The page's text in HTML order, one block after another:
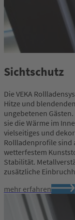
Sichtschutz
Die VEKA
Hitze und
ungebetenen
sie die Wärme im
vielseitiges und
Rollladenprofile sind
wetterfestem
Stabilität.
zusätzliche
mehr erfahren